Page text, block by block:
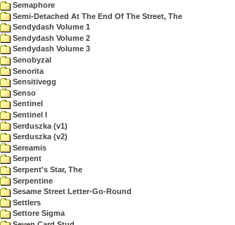
Semaphore
Semi-Detached At The End Of The Street, The
Sendydash Volume 1
Sendydash Volume 2
Sendydash Volume 3
Senobyzal
Senorita
Sensitivegg
Senso
Sentinel
Sentinel I
Serduszka (v1)
Serduszka (v2)
Sereamis
Serpent
Serpent's Star, The
Serpentine
Sesame Street Letter-Go-Round
Settlers
Settore Sigma